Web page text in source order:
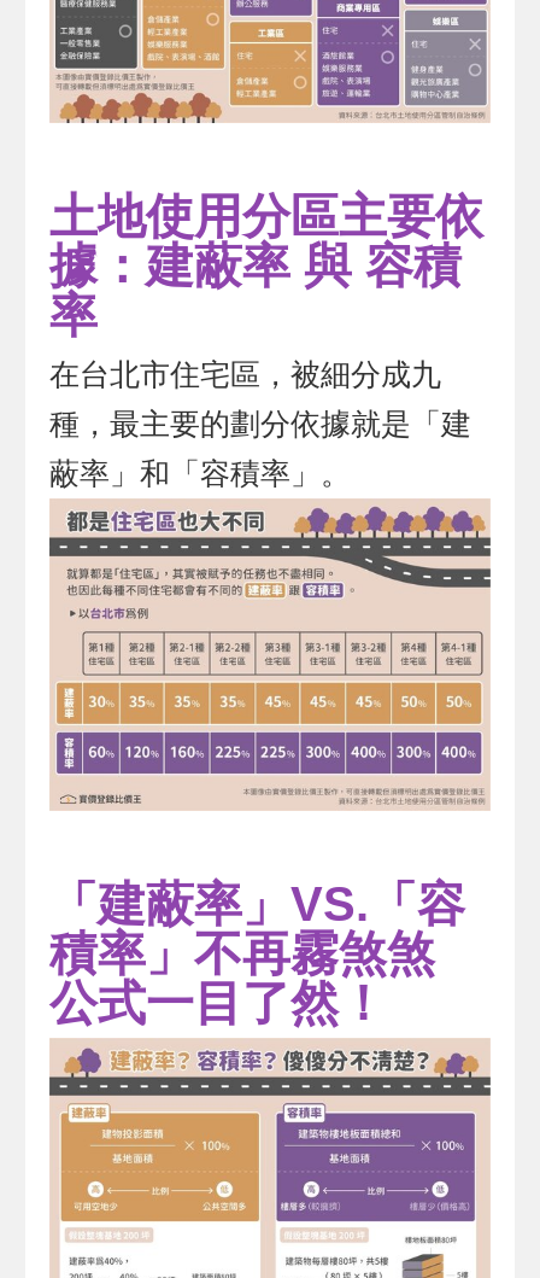
土地使用分區主要依
據：建蔽率 與 容積
率
在台北市住宅區，被細分成九
種，最主要的劃分依據就是「建
蔽率」和「容積率」。
「建蔽率」VS.「容
積率」不再霧煞煞
公式一目了然！